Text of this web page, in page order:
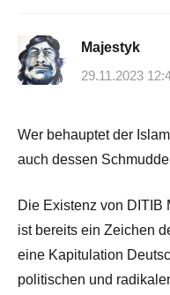
Majestyk
29.11.2023
Wer behauptet der
auch dessen
Die Existenz von DITIB
ist bereits ein Zeichen
eine Kapitulation
politischen und